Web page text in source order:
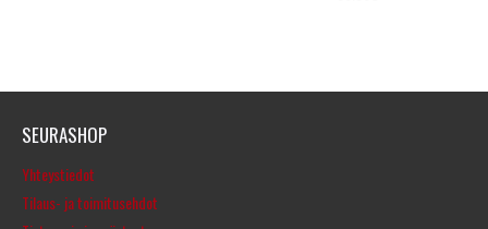
SEURASHOP
Yhteystiedot
Tilaus- ja toimitusehdot